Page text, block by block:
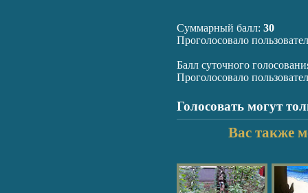
Суммарный балл: 30
Проголосовало
Балл суточного
Проголосовало
Голосовать могут
Вас также